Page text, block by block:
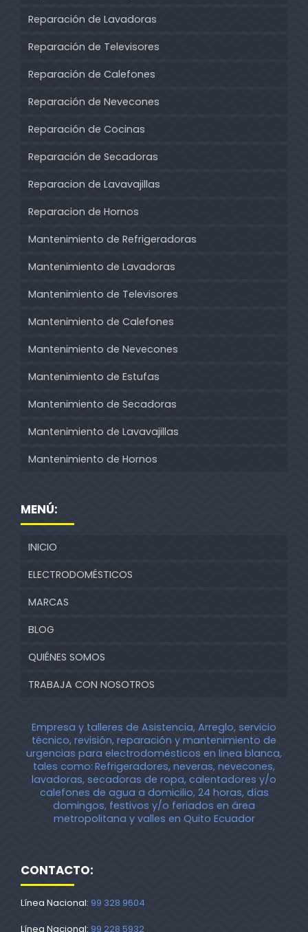
Reparación de Lavadoras
Reparación de Televisores
Reparación de Calefones
Reparación de Nevecones
Reparación de Cocinas
Reparación de Secadoras
Reparacion de Lavavajillas
Reparacion de Hornos
Mantenimiento de Refrigeradoras
Mantenimiento de Lavadoras
Mantenimiento de Televisores
Mantenimiento de Calefones
Mantenimiento de Nevecones
Mantenimiento de Estufas
Mantenimiento de Secadoras
Mantenimiento de Lavavajillas
Mantenimiento de Hornos
MENÚ:
INICIO
ELECTRODOMÉSTICOS
MARCAS
BLOG
QUIÉNES SOMOS
TRABAJA CON NOSOTROS
Empresa y talleres de Asistencia, Arreglo, servicio
técnico, revisión, reparación y mantenimiento de
urgencias para electrodomésticos en linea blanca,
tales como: Refrigeradores, neveras, nevecones,
lavadoras, secadoras de ropa, calentadores y/o
calefones de agua a domicilio, 24 horas, días
domingos, festivos y/o feriados en área
metropolitana y valles en Quito Ecuador
CONTACTO:
Línea Nacional: 99 328 9604
Línea Nacional: 99 228 5932